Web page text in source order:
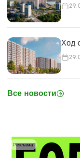
Ход
Все новости
Реклама